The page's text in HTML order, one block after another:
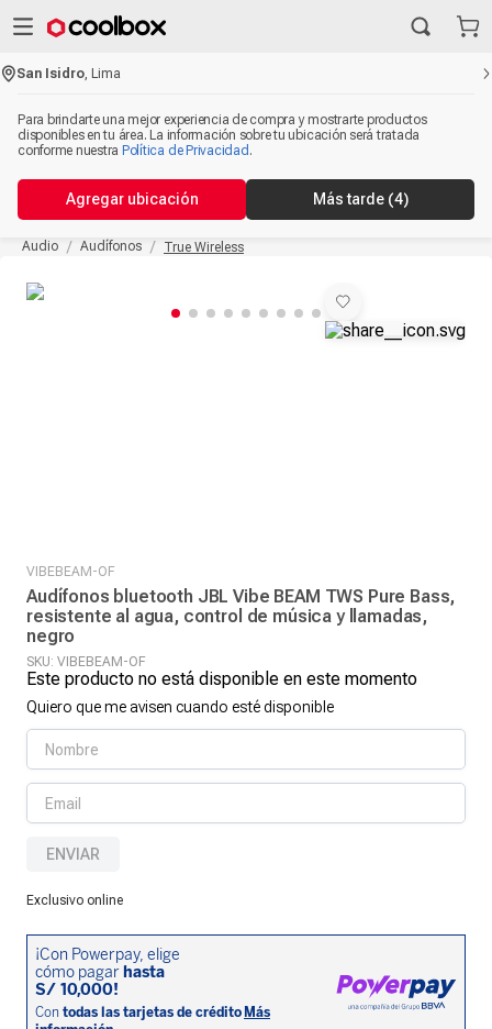
San Isidro ,Lima
Para brindarte una mejor experiencia de compra y mostrarte productos
disponibles en tu área. La información sobre tu ubicación será tratada
conforme nuestra Política de Privacidad .
Agregar ubicación Más tarde (4)
Audio Audífonos True Wireless
VIBEBEAM-OF
Audífonos bluetooth JBL Vibe BEAM TWS Pure Bass,
resistente al agua, control de música y llamadas,
negro
SKU: VIBEBEAM-OF
Este producto no está disponible en este momento
Quiero que me avisen cuando esté disponible
ENVIAR
Exclusivo online